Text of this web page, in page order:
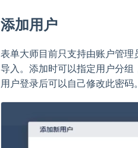
添加用户
表单大师目前只支持由账户管
导入。添加时可以指定用户分
用户登录后可以自己修改此密码。